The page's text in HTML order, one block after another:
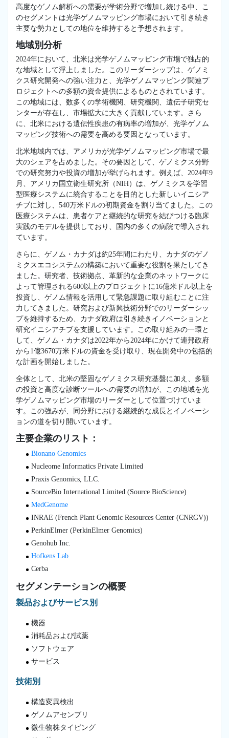
高度なゲノム解析への需要が学術分野で増加し続ける中、こ
のセグメントは光学ゲノムマッピング市場において引き続き
主要な勢力としての地位を維持すると予想されます。
地域別分析
2024年において、北米は光学ゲノムマッピング市場で独占的
な地域として浮上しました。このリーダーシップは、ゲノミ
クス研究開発への強い注力と、光学ゲノムマッピング関連プ
ロジェクトへの多額の資金提供によるものとされています。
この地域には、数多くの学術機関、研究機関、遺伝子研究セ
ンターが存在し、市場拡大に大きく貢献しています。さら
に、北米における遺伝性疾患の有病率の増加が、光学ゲノム
マッピング技術への需要を高める要因となっています。
北米地域内では、アメリカが光学ゲノムマッピング市場で最
大のシェアを占めました。その要因として、ゲノミクス分野
での研究努力や投資の増加が挙げられます。例えば、2024年9
月、アメリカ国立衛生研究所（NIH）は、ゲノミクスを学習
型医療システムに統合することを目的とした新しいイニシア
チブに対し、540万米ドルの初期資金を割り当てました。この
医療システムは、患者ケアと継続的な研究を結びつける臨床
実践のモデルを提供しており、国内の多くの病院で導入され
ています。
さらに、ゲノム・カナダは約25年間にわたり、カナダのゲノ
ミクスエコシステムの構築において重要な役割を果たしてき
ました。研究者、技術拠点、革新的な企業のネットワークに
よって管理される600以上のプロジェクトに16億米ドル以上を
投資し、ゲノム情報を活用して緊急課題に取り組むことに注
力してきました。研究および新興技術分野でのリーダーシッ
プを維持するため、カナダ政府は引き続きイノベーションと
研究イニシアチブを支援しています。この取り組みの一環と
して、ゲノム・カナダは2022年から2024年にかけて連邦政府
から1億3670万米ドルの資金を受け取り、現在開発中の包括的
な計画を開始しました。
全体として、北米の堅固なゲノミクス研究基盤に加え、多額
の投資と高度な診断ツールへの需要の増加が、この地域を光
学ゲノムマッピング市場のリーダーとして位置づけていま
す。この強みが、同分野における継続的な成長とイノベーシ
ョンの道を切り開いています。
主要企業のリスト：
Bionano Genomics
Nucleome Informatics Private Limited
Praxis Genomics, LLC.
SourceBio International Limited (Source BioScience)
MedGenome
INRAE (French Plant Genomic Resources Center (CNRGV))
PerkinElmer (PerkinElmer Genomics)
Genohub Inc.
Hofkens Lab
Cerba
セグメンテーションの概要
製品およびサービス別
機器
消耗品および試薬
ソフトウェア
サービス
技術別
構造変異検出
ゲノムアセンブリ
微生物株タイピング